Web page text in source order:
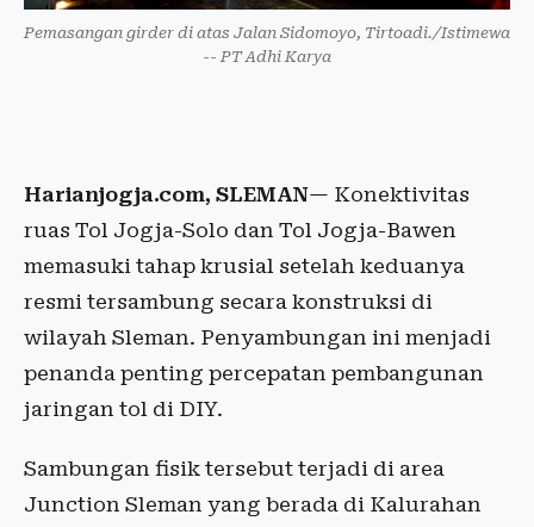
Pemasangan girder di atas Jalan Sidomoyo, Tirtoadi./Istimewa
-- PT Adhi Karya
Harianjogja.com, SLEMAN— Konektivitas
ruas Tol Jogja-Solo dan Tol Jogja-Bawen
memasuki tahap krusial setelah keduanya
resmi tersambung secara konstruksi di
wilayah Sleman. Penyambungan ini menjadi
penanda penting percepatan pembangunan
jaringan tol di DIY.
Sambungan fisik tersebut terjadi di area
Junction Sleman yang berada di Kalurahan